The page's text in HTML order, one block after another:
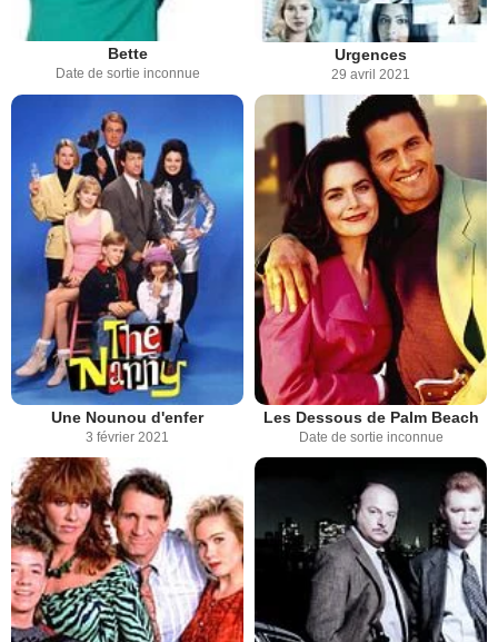
Bette
Date de sortie inconnue
Urgences
29 avril 2021
Une Nounou d'enfer
3 février 2021
Les Dessous de Palm Beach
Date de sortie inconnue